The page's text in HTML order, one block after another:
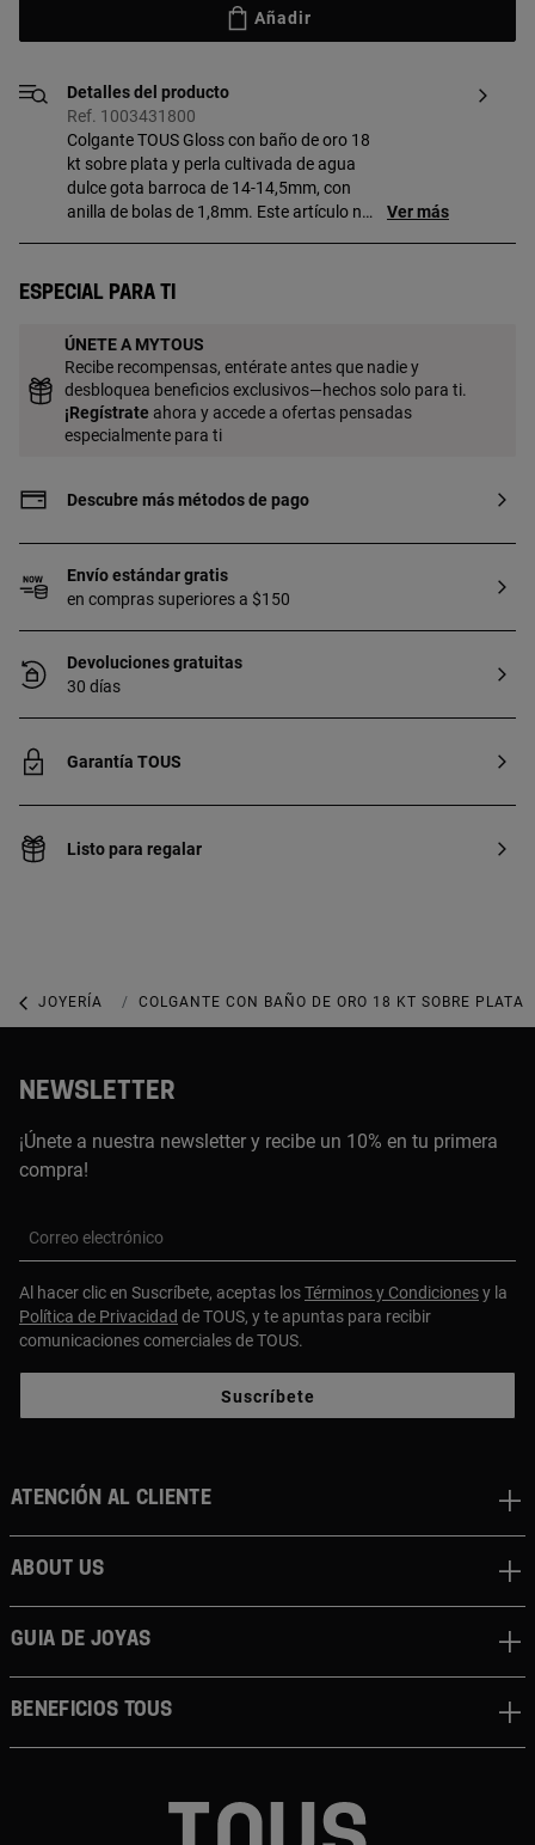
Añadir
Detalles del producto
Ref. 1003431800
Colgante TOUS Gloss con baño de oro 18
kt sobre plata y perla cultivada de agua
dulce gota barroca de 14-14,5mm, con
anilla de bolas de 1,8mm. Este artículo no
primera ley con baño de oro de 18 a 23 kt
garantiza una mayor durabilidad de la
joya.
Ver más
Especial para ti
ÚNETE A MYTOUS
Recibe recompensas, entérate antes que nadie y
desbloquea beneficios exclusivos—hechos solo para ti.
¡Regístrate ahora y accede a ofertas pensadas
especialmente para ti
Descubre más métodos de pago
Envío estándar gratis
en compras superiores a $150
Devoluciones gratuitas
30 días
Garantía TOUS
Listo para regalar
JOYERÍA JOYAS CON PERLAS
COLGANTE CON BAÑO DE ORO 18 KT SOBRE PLATA
NEWSLETTER
¡Únete a nuestra newsletter y recibe un 10% en tu primera
compra!
Correo electrónico
Al hacer clic en Suscríbete, aceptas losTérminos y Condicionesy la
Política de Privacidad de TOUS, y te apuntas para recibir
comunicaciones comerciales de TOUS.
Suscríbete
Atención al cliente
About us
Guia de joyas
Beneficios TOUS